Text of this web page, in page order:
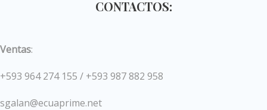
CONTACTOS:
Ventas:
+593 964 274 155 / +593 987 882 958
sgalan@ecuaprime.net